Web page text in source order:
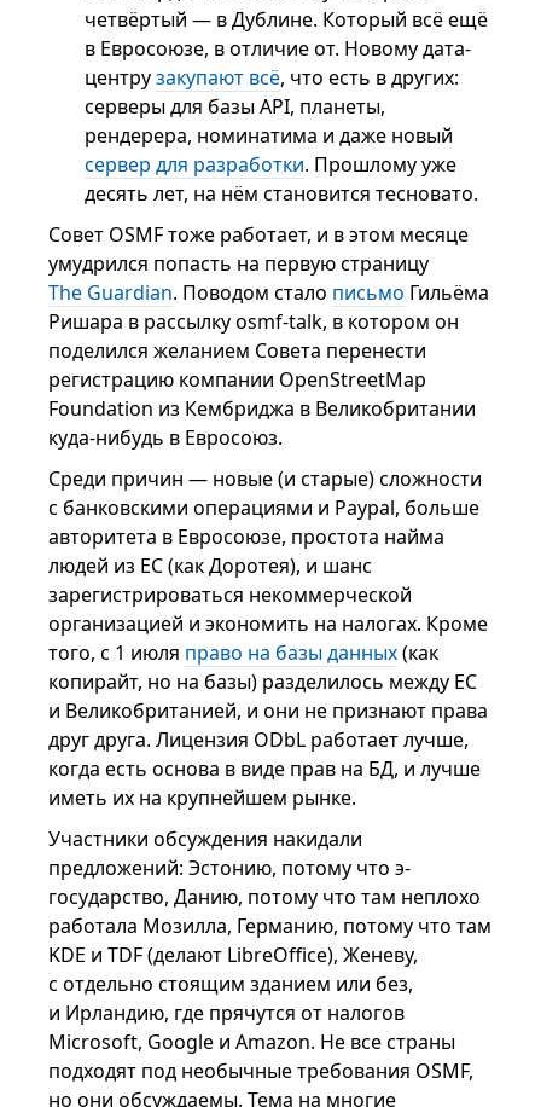
четвёртый — в Дублине. Который всё ещё
в Евросоюзе, в отличие от. Новому дата-
центрузакупают всё, что есть в других:
серверы для базы API, планеты,
рендерера, номинатима и даже новый
сервер для разработки. Прошлому уже
десять лет, на нём становится тесновато.
Совет OSMF тоже работает, и в этом месяце
умудрился попасть на первую страницу
The Guardian. Поводом стало письмо Гильёма
Ришара в рассылку osmf-talk, в котором он
поделился желанием Совета перенести
регистрацию компании OpenStreetMap
Foundation из Кембриджа в Великобритании
куда-нибудь в Евросоюз.
Среди причин — новые (и старые) сложности
с банковскими операциями и Paypal, больше
авторитета в Евросоюзе, простота найма
людей из ЕС (как Доротея), и шанс
зарегистрироваться некоммерческой
организацией и экономить на налогах. Кроме
того, с 1 июля право на базы данных(как
копирайт, но на базы) разделилось между ЕС
и Великобританией, и они не признают права
друг друга. Лицензия ODbL работает лучше,
когда есть основа в виде прав на БД, и лучше
иметь их на крупнейшем рынке.
Участники обсуждения накидали
предложений: Эстонию, потому что э-
государство, Данию, потому что там неплохо
работала Мозилла, Германию, потому что там
KDE и TDF (делают LibreOffice), Женеву,
с отдельно стоящим зданием или без,
и Ирландию, где прячутся от налогов
Microsoft, Google и Amazon. Не все страны
подходят под необычные требования OSMF,
но они обсуждаемы. Тема на многие